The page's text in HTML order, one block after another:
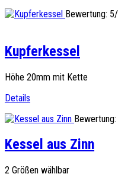
Bewertung:
Kupferkessel
Höhe 20mm mit Kette
Details
Kessel aus Zinn
2 Größen wählbar